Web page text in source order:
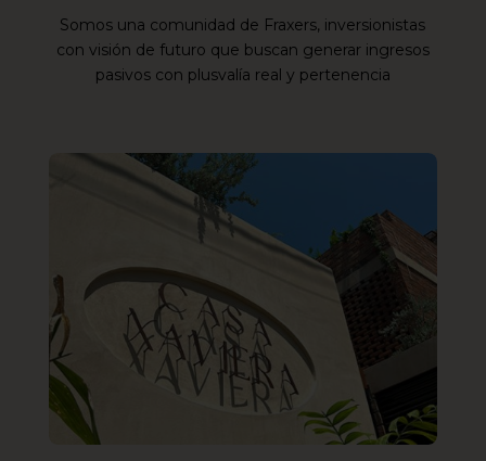
Somos una comunidad de Fraxers, inversionistas
con visión de futuro que buscan generar ingresos
pasivos con plusvalía real y pertenencia